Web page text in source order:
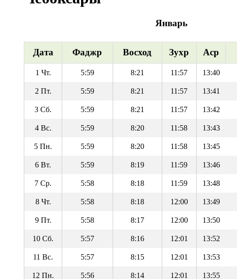
Январь
Дата Фаджр Восход Зухр Аср
1 Чт. 5:59 8:21 11:57 13:40
2 Пт. 5:59 8:21 11:57 13:41
3 Сб. 5:59 8:21 11:57 13:42
4 Вс. 5:59 8:20 11:58 13:43
5 Пн. 5:59 8:20 11:58 13:45
6 Вт. 5:59 8:19 11:59 13:46
7 Ср. 5:58 8:18 11:59 13:48
8 Чт. 5:58 8:18 12:00 13:49
9 Пт. 5:58 8:17 12:00 13:50
10 Сб. 5:57 8:16 12:01 13:52
11 Вс. 5:57 8:15 12:01 13:53
12 Пн. 5:56 8:14 12:01 13:55